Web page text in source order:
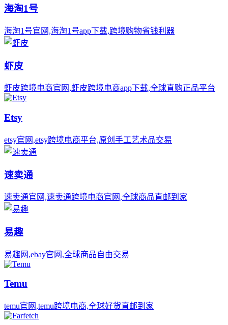
海淘1号
海淘1号官网,海淘1号app下载,跨境购物省钱利器
虾皮
虾皮跨境电商官网,虾皮跨境电商app下载,全球直购正品平台
Etsy
etsy官网,etsy跨境电商平台,原创手工艺术品交易
速卖通
速卖通官网,速卖通跨境电商官网,全球商品直邮到家
易趣
易趣网,ebay官网,全球商品自由交易
Temu
temu官网,temu跨境电商,全球好货直邮到家